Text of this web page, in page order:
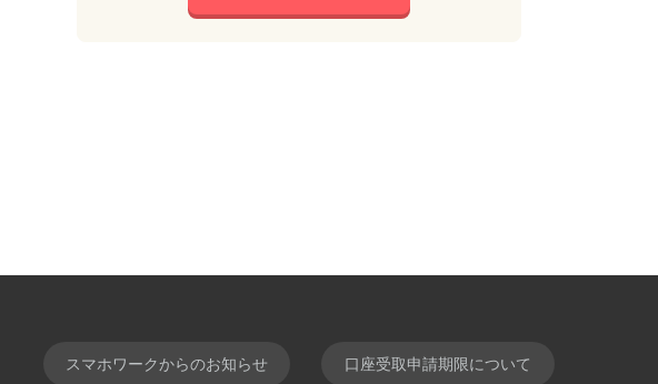
スマホワークからのお知らせ 口座受取申請期限について